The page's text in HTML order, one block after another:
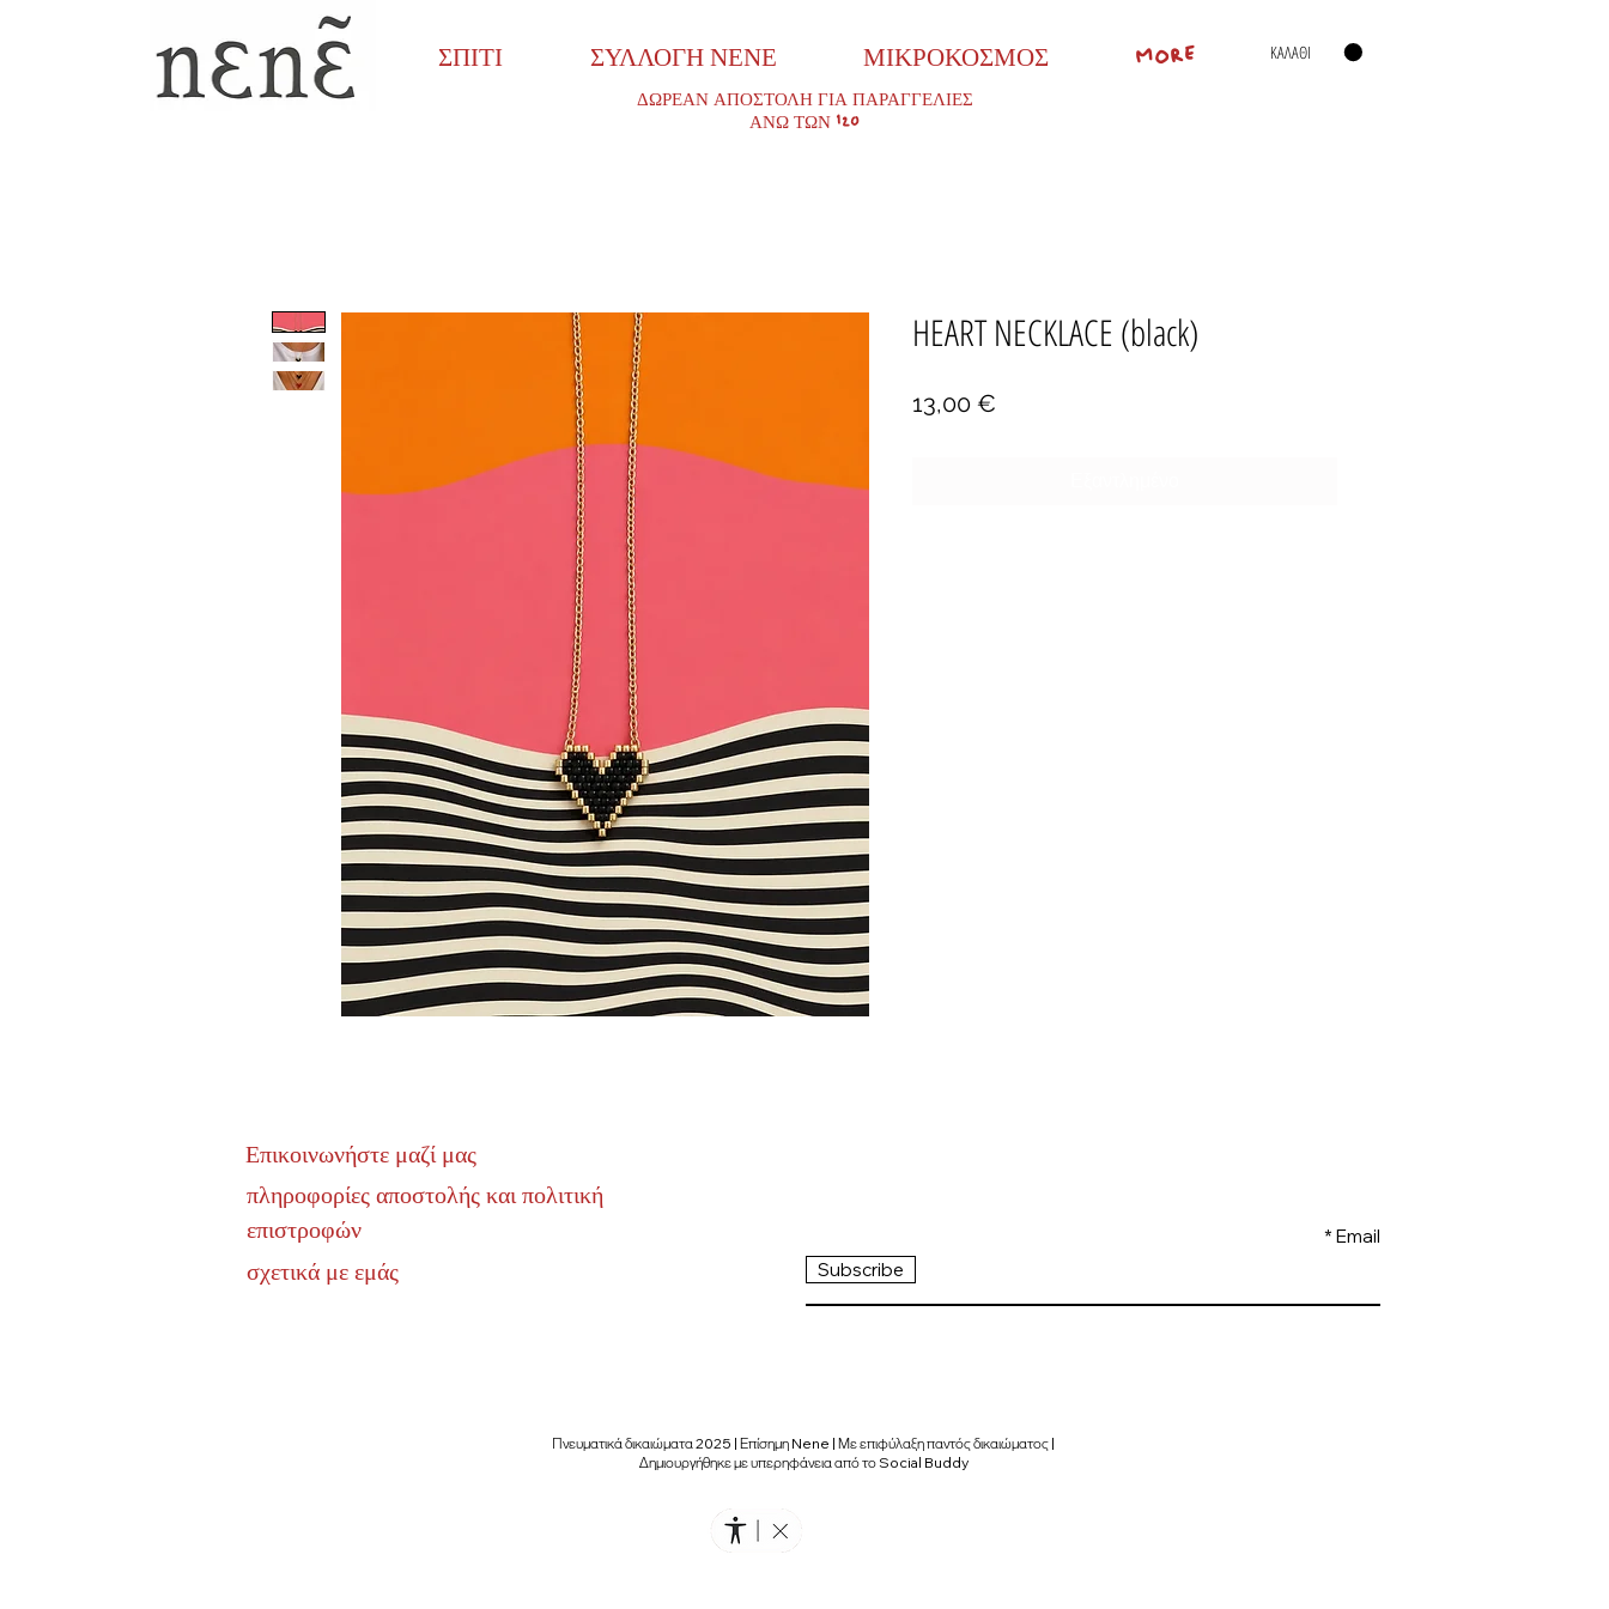
ΣΠΙΤΙ ΣΥΛΛΟΓΗ ΝΕΝΕ ΜΙΚΡΟΚΟΣΜΟΣ MORE ΚΑΛΑΘΙ
ΔΩΡΕΑΝ ΑΠΟΣΤΟΛΗ ΓΙΑ ΠΑΡΑΓΓΕΛΙΕΣ
ΑΝΩ ΤΩΝ 120
HEART NECKLACE (black)
13,00 €
Επικοινωνήστε μαζί μας
πληροφορίες αποστολής και πολιτική
επιστροφών
σχετικά με εμάς
Email
Subscribe
Πνευματικά δικαιώματα 2025 | Επίσημη Nene | Με επιφύλαξη παντός δικαιώματος |
Δημιουργήθηκε με υπερηφάνεια από το Social Buddy